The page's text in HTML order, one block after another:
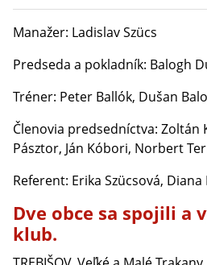
Manažer: Ladislav Szücs
Predseda a pokladník: Balogh
Tréner: Peter Ballók, Dušan
Členovia predsedníctva: Zoltán
Pásztor, Ján Kóbori, Norbert
Referent: Erika Szücsová, Diana
Dve obce sa spojili a
klub.